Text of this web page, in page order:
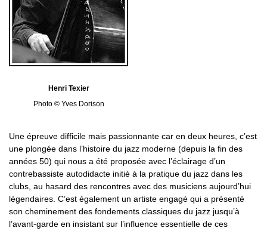
Henri Texier
Photo © Yves Dorison
Une épreuve difficile mais passionnante car en deux heures, c’est
une plongée dans l’histoire du jazz moderne (depuis la fin des
années 50) qui nous a été proposée avec l’éclairage d’un
contrebassiste autodidacte initié à la pratique du jazz dans les
clubs, au hasard des rencontres avec des musiciens aujourd’hui
légendaires. C’est également un artiste engagé qui a présenté
son cheminement des fondements classiques du jazz jusqu’à
l’avant-garde en insistant sur l’influence essentielle de ces